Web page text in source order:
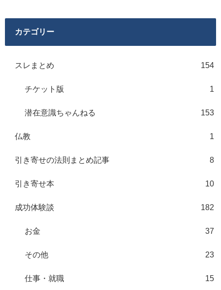
カテゴリー
スレまとめ 154
チケット版 1
潜在意識ちゃんねる 153
仏教 1
引き寄せの法則まとめ記事 8
引き寄せ本 10
成功体験談 182
お金 37
その他 23
仕事・就職 15